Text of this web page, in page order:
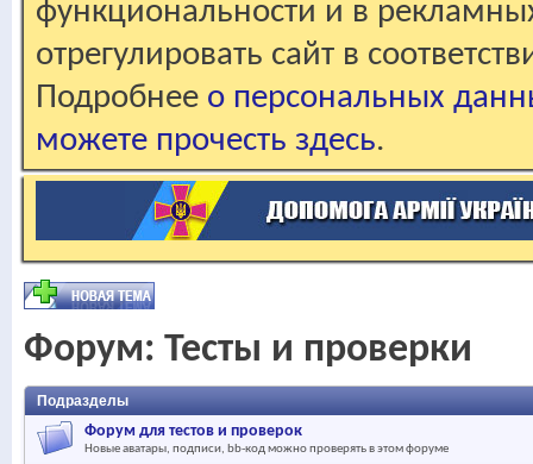
функциональности и в
отрегулировать сайт в
Подробнее о персональных
можете прочесть здесь.
Форум: Тесты и проверки
Подразделы
Форум для тестов и проверок
Новые аватары, подписи, bb-код можно проверять в этом форуме